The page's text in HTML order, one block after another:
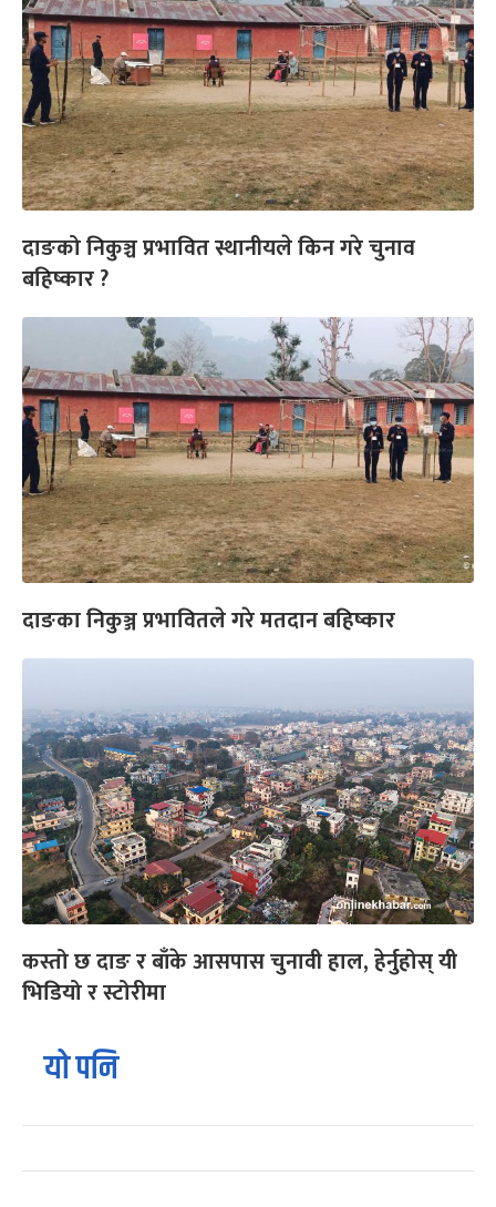
दाङको निकुञ्च प्रभावित स्थानीयले किन गरे चुनाव
बहिष्कार ?
दाङका निकुञ्ज प्रभावितले गरे मतदान बहिष्कार
कस्तो छ दाङ र बाँके आसपास चुनावी हाल, हेर्नुहोस् यी
भिडियो र स्टोरीमा
यो पनि